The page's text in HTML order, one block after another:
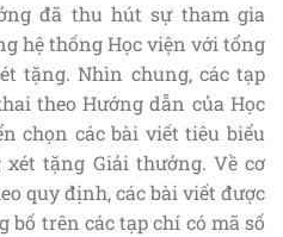
đã thu hút sự tham gia
hệ thống Học viện với tổng
tặng. Nhìn chung, các tạp
theo Hướng dẫn của Học
chọn các bài viết tiêu biểu
tặng Giải thưởng. Về cơ
quy định, các bài viết được
bố trên các tạp chí có mã số